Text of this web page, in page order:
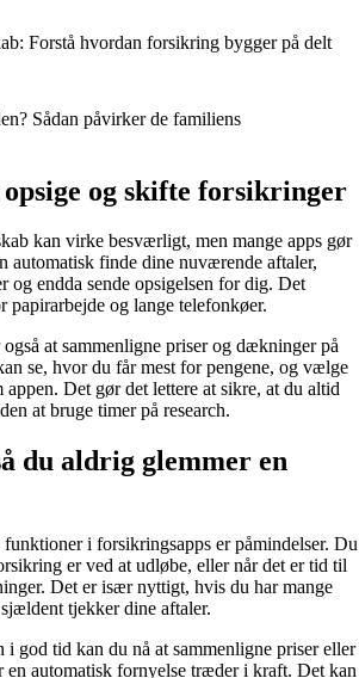
Forstå hvordan forsikring bygger på delt
Sådan påvirker de familiens
og skifte forsikringer
kan virke besværligt, men mange apps gør
automatisk finde dine nuværende aftaler,
og endda sende opsigelsen for dig. Det
papirarbejde og lange telefonkøer.
at sammenligne priser og dækninger på
se, hvor du får mest for pengene, og vælge
appen. Det gør det lettere at sikre, at du altid
at bruge timer på research.
du aldrig glemmer en
i forsikringsapps er påmindelser. Du
er ved at udløbe, eller når det er tid til
Det er især nyttigt, hvis du har mange
tjekker dine aftaler.
god tid kan du nå at sammenligne priser eller
automatisk fornyelse træder i kraft. Det kan